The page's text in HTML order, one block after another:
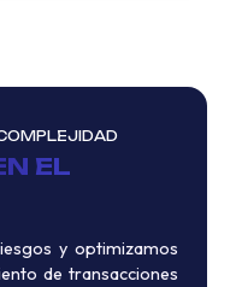
EL
y optimizamos
de transacciones